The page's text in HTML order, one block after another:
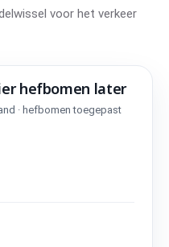
voor het verkeer
Bedrag
hefbomen later
· hefbomen toegepast